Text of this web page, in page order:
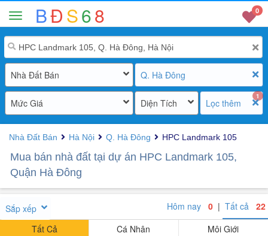
BĐS68 0
Nhà Đất Bán Q. Hà Đông
Mức Giá Diện Tích
1
Lọc thêm
Nhà Đất Bán Hà Nội Q. Hà Đông HPC Landmark 105
Mua bán nhà đất tại dự án HPC Landmark 105,
Quận Hà Đông
Sắp xếp Hôm nay 0 | Tất cả 22
Tất Cả
Cá Nhân Môi Giới